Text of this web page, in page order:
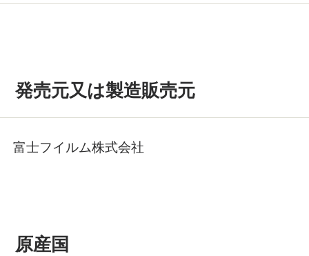
発売元又は製造販売元
富士フイルム株式会社
原産国